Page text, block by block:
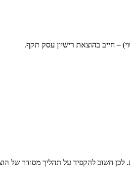
– חייב בהוצאת רישיון עסק תקף.
לכן חשוב להקפיד על תהליך מסודר של